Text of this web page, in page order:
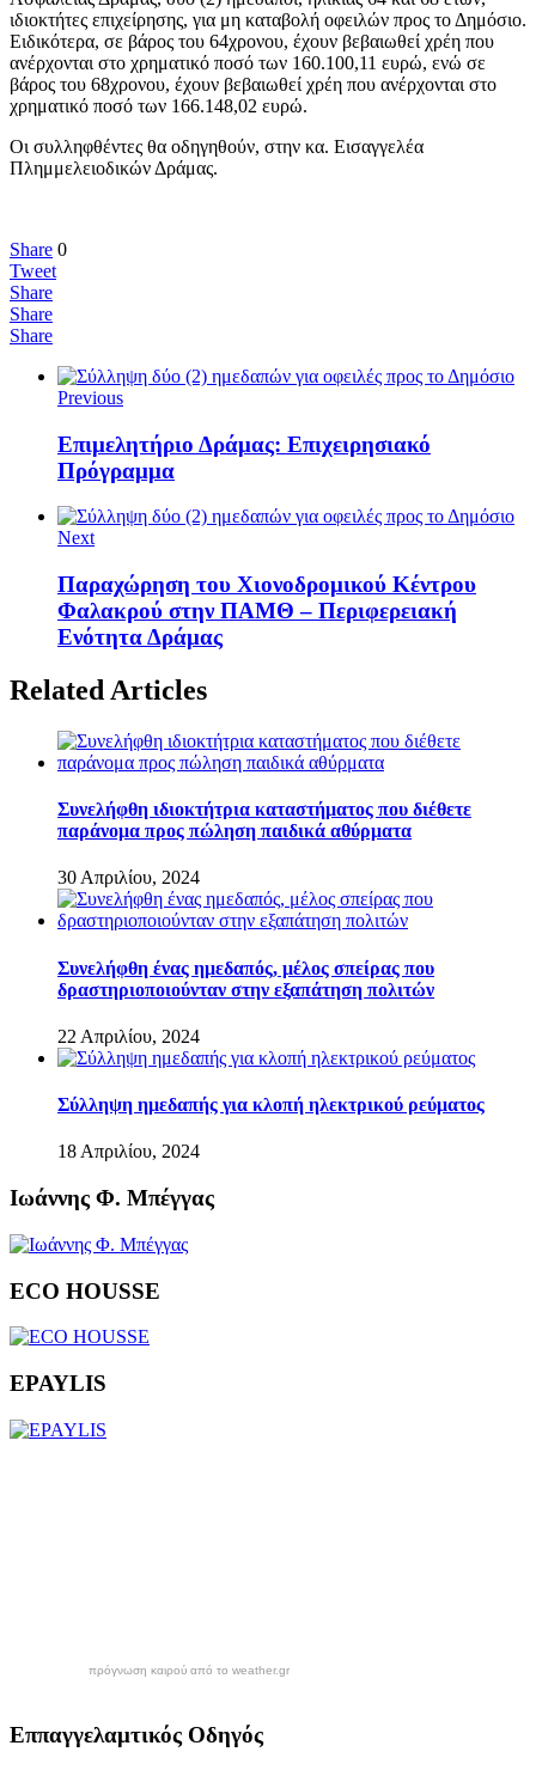
ιδιοκτήτες επιχείρησης, για μη καταβολή οφειλών προς το Δημόσιο.
Ειδικότερα, σε βάρος του 64χρονου, έχουν βεβαιωθεί χρέη που
ανέρχονται στο χρηματικό ποσό των 160.100,11 ευρώ, ενώ σε
βάρος του 68χρονου, έχουν βεβαιωθεί χρέη που ανέρχονται στο
χρηματικό ποσό των 166.148,02 ευρώ.
Οι συλληφθέντες θα οδηγηθούν, στην κα. Εισαγγελέα
Πλημμελειοδικών Δράμας.
Share 0
Tweet
Share
Share
Share
Previous
Επιμελητήριο Δράμας: Επιχειρησιακό
Πρόγραμμα
Next
Παραχώρηση του Χιονοδρομικού Κέντρου
Φαλακρού στην ΠΑΜΘ – Περιφερειακή
Ενότητα Δράμας
Related Articles
Συνελήφθη ιδιοκτήτρια καταστήματος που διέθετε
παράνομα προς πώληση παιδικά αθύρματα
30 Απριλίου, 2024
Συνελήφθη ένας ημεδαπός, μέλος σπείρας που
δραστηριοποιούνταν στην εξαπάτηση πολιτών
22 Απριλίου, 2024
Σύλληψη ημεδαπής για κλοπή ηλεκτρικού ρεύματος
18 Απριλίου, 2024
Ιωάννης Φ. Μπέγγας
ECO HOUSSE
EPAYLIS
πρόγνωση καιρού από το weather.gr
Εππαγγελαμτικός Οδηγός